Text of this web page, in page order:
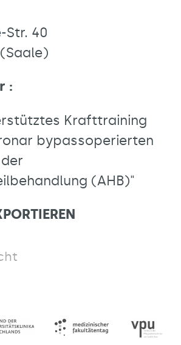
Str. 40
:
Krafttraining
bypassoperierten
(AHB)"